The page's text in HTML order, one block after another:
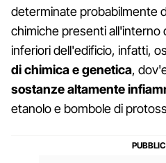
determinate probabilmente
chimiche presenti all'interno
inferiori dell'edificio, infatti,
di chimica e genetica,
sostanze altamente
etanolo e bombole di